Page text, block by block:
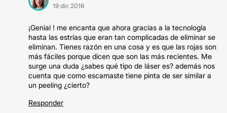
19 dic 2016
¡Genial ! me encanta que ahora gracias a la tecnología
hasta las estrías que eran tan complicadas de eliminar se
eliminan. Tienes razón en una cosa y es que las rojas son
más fáciles porque dicen que son las más recientes. Me
surge una duda ¿sabes qué tipo de láser es? además nos
cuenta que como escamaste tiene pinta de ser similar a
un peeling ¿cierto?
Responder